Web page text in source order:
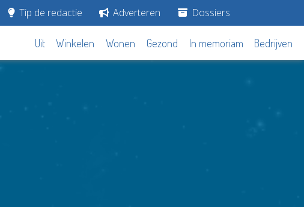
Tip de redactie Adverteren Dossiers
Uit Winkelen Wonen Gezond In memoriam Bedrijven